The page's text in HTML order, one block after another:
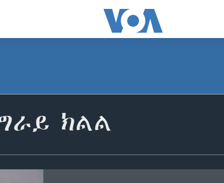
ክልል